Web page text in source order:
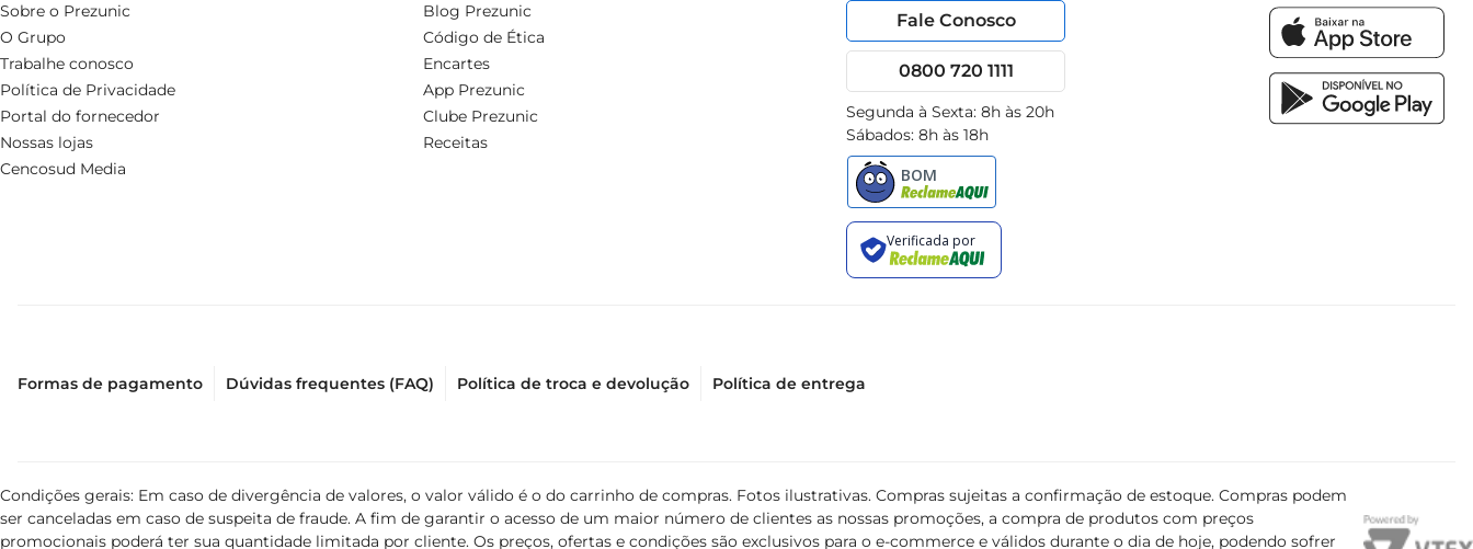
Sobre o Prezunic
O Grupo
Trabalhe conosco
Política de Privacidade
Portal do fornecedor
Nossas lojas
Cencosud Media
Blog Prezunic
Código de Ética
Encartes
App Prezunic
Clube Prezunic
Receitas
Fale Conosco
0800 720 1111
Segunda à Sexta: 8h às 20h
Sábados: 8h às 18h
Formas de pagamento Dúvidas frequentes (FAQ) Política de troca e devolução Política de entrega
Condições gerais: Em caso de divergência de valores, o valor válido é o do carrinho de compras. Fotos ilustrativas. Compras sujeitas a confirmação de estoque. Compras podem
ser canceladas em caso de suspeita de fraude. A fim de garantir o acesso de um maior número de clientes as nossas promoções, a compra de produtos com preços
promocionais poderá ter sua quantidade limitada por cliente. Os preços, ofertas e condições são exclusivos para o e-commerce e válidos durante o dia de hoje, podendo sofrer